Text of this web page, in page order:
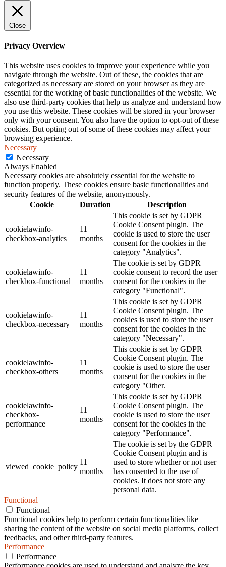
Close
Privacy Overview
This website uses cookies to improve your experience while you
navigate through the website. Out of these, the cookies that are
categorized as necessary are stored on your browser as they are
essential for the working of basic functionalities of the website. We
also use third-party cookies that help us analyze and understand how
you use this website. These cookies will be stored in your browser
only with your consent. You also have the option to opt-out of these
cookies. But opting out of some of these cookies may affect your
browsing experience.
Necessary
Necessary
Always Enabled
Necessary cookies are absolutely essential for the website to
function properly. These cookies ensure basic functionalities and
security features of the website, anonymously.
Cookie
Duration Description
cookielawinfo-
checkbox-analytics
11
months
This cookie is set by GDPR
Cookie Consent plugin. The
cookie is used to store the user
consent for the cookies in the
category "Analytics".
cookielawinfo-
checkbox-functional
11
months
The cookie is set by GDPR
cookie consent to record the user
consent for the cookies in the
category "Functional".
cookielawinfo-
checkbox-necessary
11
months
This cookie is set by GDPR
Cookie Consent plugin. The
cookies is used to store the user
consent for the cookies in the
category "Necessary".
cookielawinfo-
checkbox-others
11
months
This cookie is set by GDPR
Cookie Consent plugin. The
cookie is used to store the user
consent for the cookies in the
category "Other.
cookielawinfo-
checkbox-
performance
11
months
This cookie is set by GDPR
Cookie Consent plugin. The
cookie is used to store the user
consent for the cookies in the
category "Performance".
viewed_cookie_policy
11
months
The cookie is set by the GDPR
Cookie Consent plugin and is
used to store whether or not user
has consented to the use of
cookies. It does not store any
personal data.
Functional
Functional
Functional cookies help to perform certain functionalities like
sharing the content of the website on social media platforms, collect
feedbacks, and other third-party features.
Performance
Performance